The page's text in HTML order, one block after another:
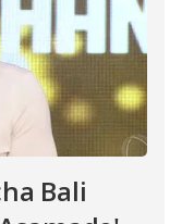
Bali